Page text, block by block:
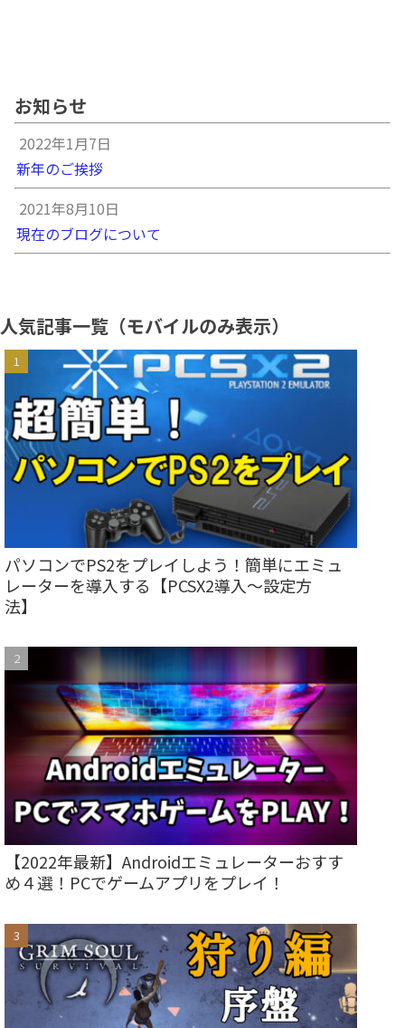
お知らせ
2022年1月7日
新年のご挨拶
2021年8月10日
現在のブログについて
人気記事一覧（モバイルのみ表示）
パソコンでPS2をプレイしよう！簡単にエミュ
レーターを導入する【PCSX2導入～設定方
法】
【2022年最新】Androidエミュレーターおすす
め４選！PCでゲームアプリをプレイ！